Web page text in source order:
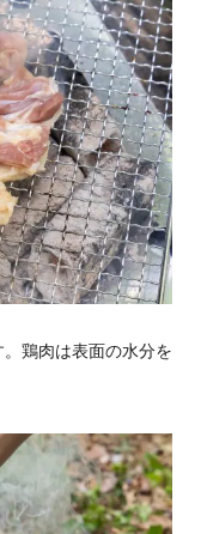
。鶏肉は表面の水分を